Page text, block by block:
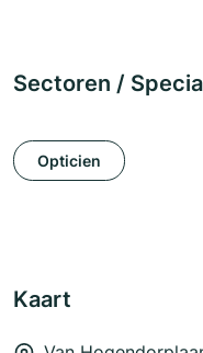
Sectoren /
Opticien
Kaart